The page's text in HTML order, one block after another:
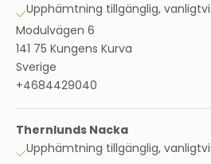
Upphämtning tillgänglig,
Modulvägen 6
141 75 Kungens Kurva
Sverige
+4684429040
Thernlunds Nacka
Upphämtning tillgänglig,